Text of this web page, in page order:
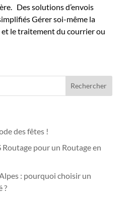
Des solutions d’envois
Gérer soi-même la
le traitement du courrier ou
des fêtes !
pour un Routage en
: pourquoi choisir un
?